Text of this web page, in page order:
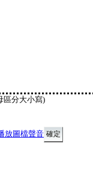
區分大小寫)
放圖檔聲音